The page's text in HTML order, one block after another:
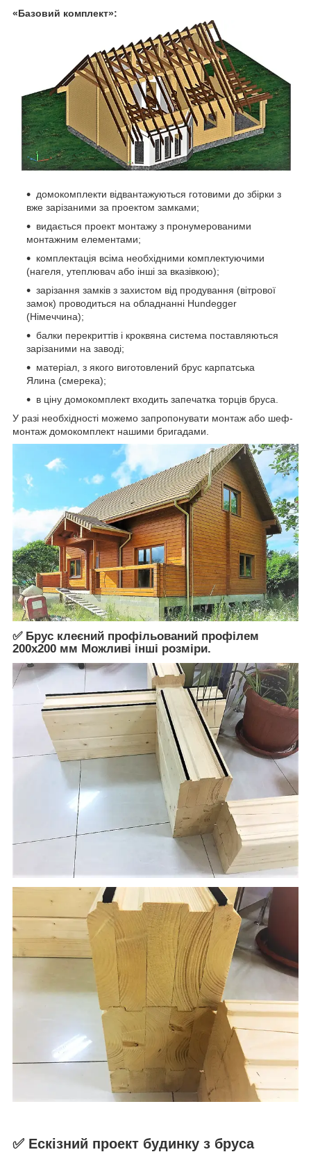
«Базовий комплект»:
домокомплекти відвантажуються готовими до збірки з
вже зарізаними за проектом замками;
видається проект монтажу з пронумерованими
монтажним елементами;
комплектація всіма необхідними комплектуючими
(нагеля, утеплювач або інші за вказівкою);
зарізання замків з захистом від продування (вітрової
замок) проводиться на обладнанні Hundegger
(Німеччина);
балки перекриттів і кроквяна система поставляються
зарізаними на заводі;
матеріал, з якого виготовлений брус карпатська
Ялина (смерека);
в ціну домокомплект входить запечатка торців бруса.
У разі необхідності можемо запропонувати монтаж або шеф-
монтаж домокомплект нашими бригадами.
✅ Брус клеєний профільований профілем
200х200 мм Можливі інші розміри.
✅ Ескізний проект будинку з бруса